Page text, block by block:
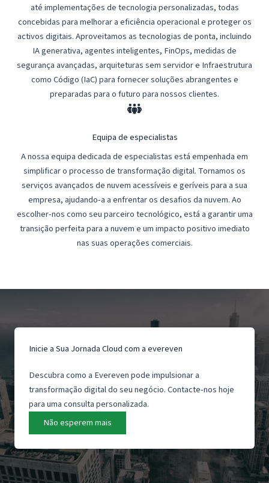
até implementações de tecnologia personalizadas, todas
concebidas para melhorar a eficiência operacional e proteger os
activos digitais. Aproveitamos as tecnologias de ponta, incluindo
IA generativa, agentes inteligentes, FinOps, medidas de
segurança avançadas, arquiteturas sem servidor e Infraestrutura
como Código (IaC) para fornecer soluções abrangentes e
preparadas para o futuro para nossos clientes.
Equipa de especialistas
A nossa equipa dedicada de especialistas está empenhada em
simplificar o processo de transformação digital. Tornamos os
serviços avançados de nuvem acessíveis e geríveis para a sua
empresa, ajudando-a a enfrentar os desafios da nuvem. Ao
escolher-nos como seu parceiro tecnológico, está a garantir uma
transição perfeita para a nuvem e um impacto positivo imediato
nas suas operações comerciais.
Inicie a Sua Jornada Cloud com a evereven
Descubra como a Evereven pode impulsionar a
transformação digital do seu negócio. Contacte-nos hoje
para uma consulta personalizada.
Não esperem mais